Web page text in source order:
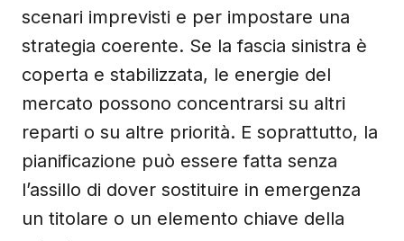
scenari imprevisti e per impostare una
strategia coerente. Se la fascia sinistra è
coperta e stabilizzata, le energie del
mercato possono concentrarsi su altri
reparti o su altre priorità. E soprattutto, la
pianificazione può essere fatta senza
l’assillo di dover sostituire in emergenza
un titolare o un elemento chiave della